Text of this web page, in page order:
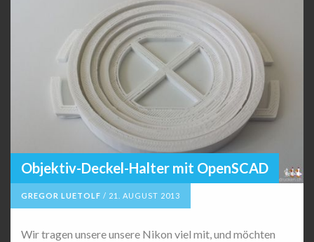
Objektiv-Deckel-Halter mit OpenSCAD
GREGOR LUETOLF / 21. AUGUST 2013
Wir tragen unsere unsere Nikon viel mit, und möchten